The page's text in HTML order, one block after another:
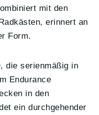
mit den
erinnert an
Form.
, die serienmäßig in
Endurance
in den
ein durchgehender